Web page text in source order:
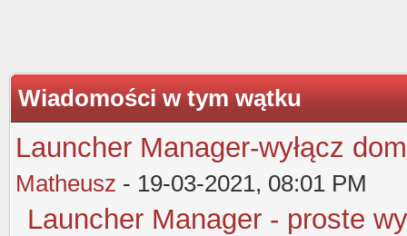
Wiadomości w tym wątku
Launcher Manager-wyłącz
Matheusz - 19-03-2021, 08:01 PM
Launcher Manager - proste